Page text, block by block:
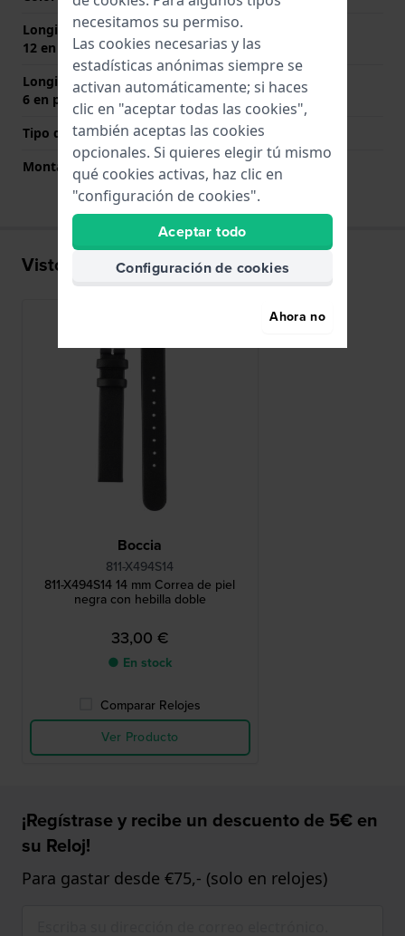
Longitud de la correa a las
12 en punto (mm)
75 mm
Longitud de la correa a las
6 en punto (mm)
115 mm
Tipo de montaje
Pasadores de resorte
Montaje Recto
Si
Visto recientemente
Boccia
811-X494S14
811-X494S14 14 mm Correa de piel
negra con hebilla doble
33,00 €
● En stock
Comparar Relojes
Ver Producto
¡Regístrase y recibe un descuento de 5€ en
su Reloj!
Para gastar desde €75,- (solo en relojes)
necesitamos su permiso.
Las cookies necesarias y las
estadísticas anónimas siempre se
activan automáticamente; si haces
clic en "aceptar todas las cookies",
también aceptas las cookies
opcionales. Si quieres elegir tú mismo
qué cookies activas, haz clic en
"configuración de cookies".
Aceptar todo
Configuración de cookies
Ahora no